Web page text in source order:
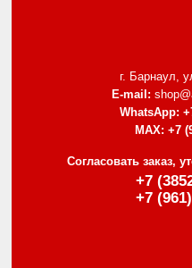
г. Барнаул,
E-mail:
WhatsApp:
MAX: +7
Согласовать заказ,
+7
+7